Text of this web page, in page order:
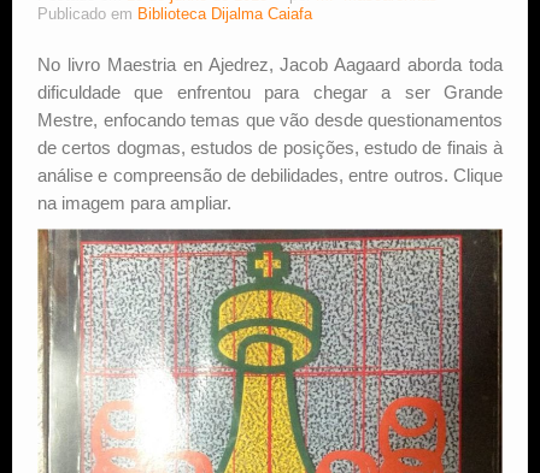
Publicado em Biblioteca Dijalma Caiafa
No livro Maestria en Ajedrez, Jacob Aagaard aborda toda
dificuldade que enfrentou para chegar a ser Grande
Mestre, enfocando temas que vão desde questionamentos
de certos dogmas, estudos de posições, estudo de finais à
análise e compreensão de debilidades, entre outros. Clique
na imagem para ampliar.